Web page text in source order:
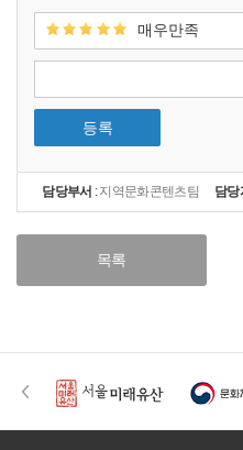
매우만족
등록
담당부서 :지역문화콘텐츠팀 담당
목록